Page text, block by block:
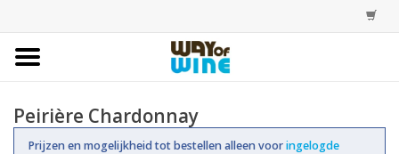
Bestellingen
Peirière Chardonnay
Prijzen en mogelijkheid tot bestellen alleen vooringelogde